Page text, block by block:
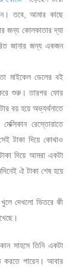
তবে, আমার কাছে
জন্য কোলকাতার দ্যা
জানার জন্য একজন
মাইকেল ডেলের বই
করে শুরু। তারপর ফোর
বয় হয়ে অভ্যর্থনাতে
রেস্তোরাতে
টাকা দিয়ে কোথাও
দিয়ে আমরা একটা
ঐ টাকা শেষ হয়ে
দেখলো ভিতরে কী
সাহসে তিনি একটা
করতে পারেন। আবার